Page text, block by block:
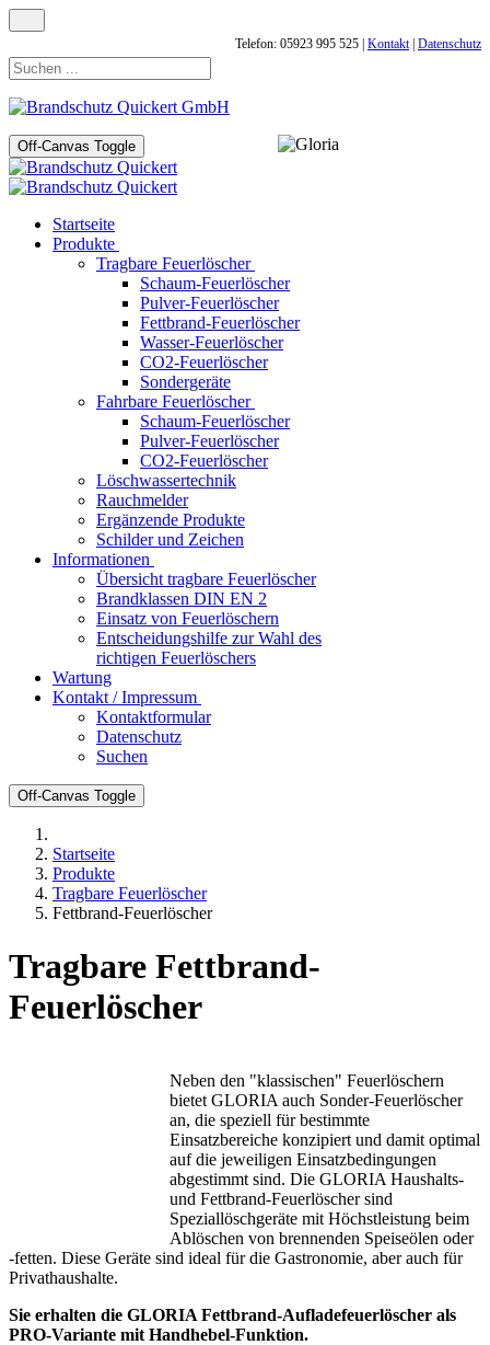
Telefon: 05923 995 525 | Kontakt| Datenschutz
Off-Canvas Toggle
Startseite
Produkte
Tragbare Feuerlöscher
Schaum-Feuerlöscher
Pulver-Feuerlöscher
Fettbrand-Feuerlöscher
Wasser-Feuerlöscher
CO2-Feuerlöscher
Sondergeräte
Fahrbare Feuerlöscher
Schaum-Feuerlöscher
Pulver-Feuerlöscher
CO2-Feuerlöscher
Löschwassertechnik
Rauchmelder
Ergänzende Produkte
Schilder und Zeichen
Informationen
Übersicht tragbare Feuerlöscher
Brandklassen DIN EN 2
Einsatz von Feuerlöschern
Entscheidungshilfe zur Wahl des
richtigen Feuerlöschers
Wartung
Kontakt / Impressum
Kontaktformular
Datenschutz
Suchen
Off-Canvas Toggle
Startseite
Produkte
Tragbare Feuerlöscher
Fettbrand-Feuerlöscher
Tragbare Fettbrand-
Feuerlöscher
Neben den "klassischen" Feuerlöschern
bietet GLORIA auch Sonder-Feuerlöscher
an, die speziell für bestimmte
Einsatzbereiche konzipiert und damit optimal
auf die jeweiligen Einsatzbedingungen
abgestimmt sind. Die GLORIA Haushalts-
und Fettbrand-Feuerlöscher sind
Speziallöschgeräte mit Höchstleistung beim
Ablöschen von brennenden Speiseölen oder
-fetten. Diese Geräte sind ideal für die Gastronomie, aber auch für
Privathaushalte.
Sie erhalten die GLORIA Fettbrand-Aufladefeuerlöscher als
PRO-Variante mit Handhebel-Funktion.